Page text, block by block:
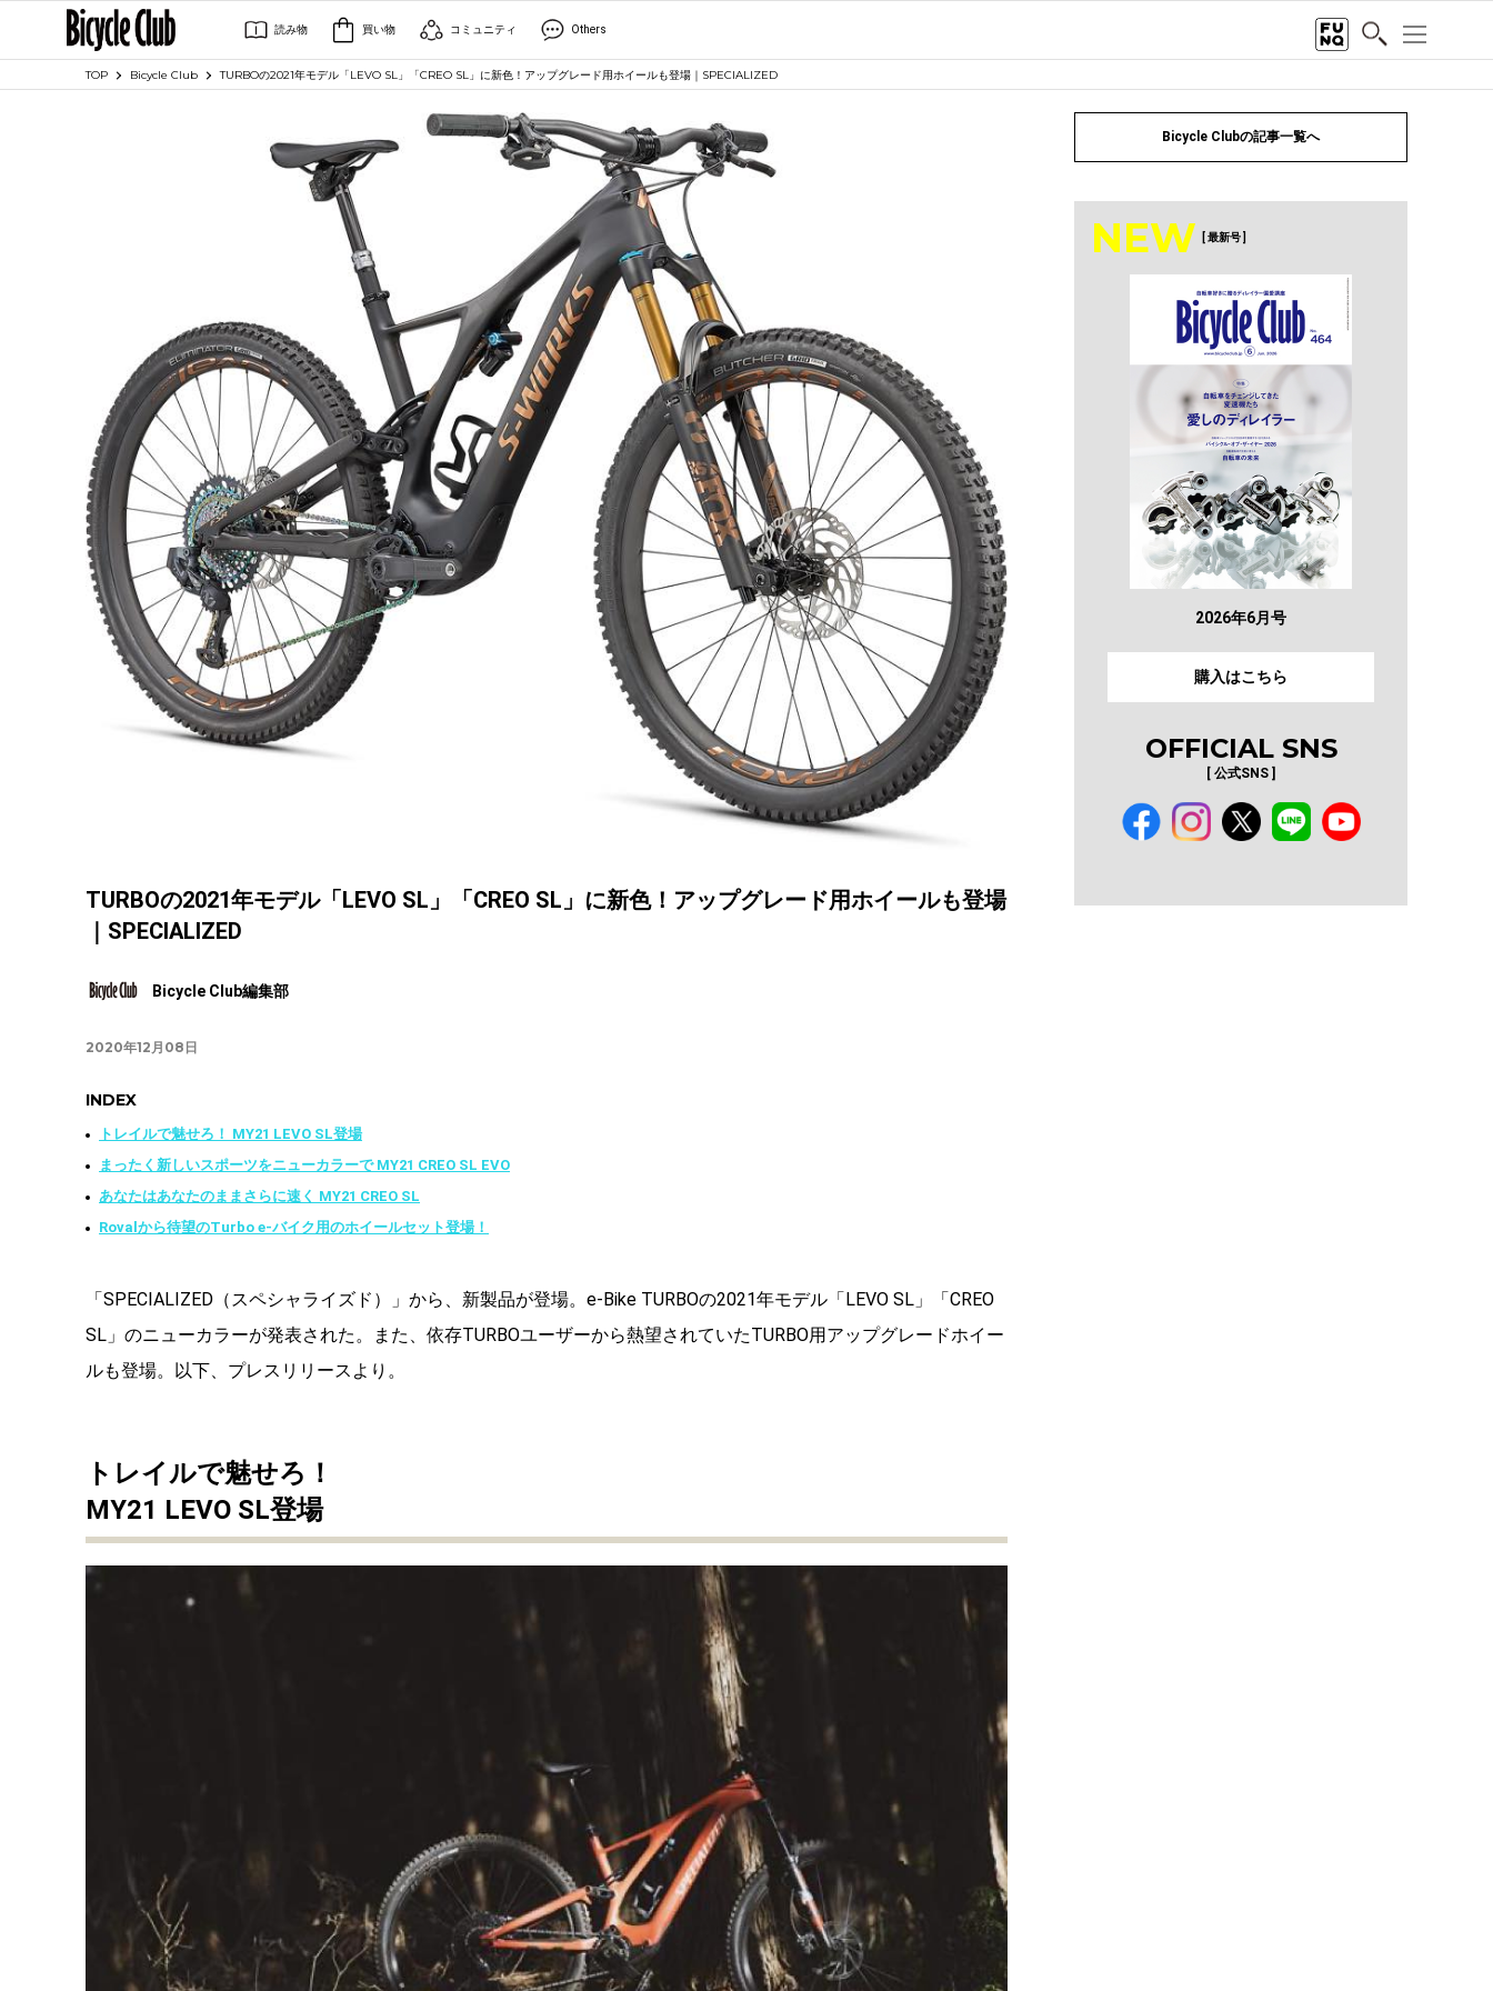
読み物 買い物 コミュニティ Others
TOP Bicycle Club TURBOの2021年モデル「LEVO SL」「CREO SL」に新色！アップグレード用ホイールも登場｜SPECIALIZED
TURBOの2021年モデル「LEVO SL」「CREO SL」に新色！アップグレード用ホイールも登場
｜SPECIALIZED
Bicycle Club編集部
2020年12月08日
INDEX
トレイルで魅せろ！ MY21 LEVO SL登場
まったく新しいスポーツをニューカラーで MY21 CREO SL EVO
あなたはあなたのままさらに速く MY21 CREO SL
Rovalから待望のTurbo e-バイク用のホイールセット登場！
「SPECIALIZED（スペシャライズド）」から、新製品が登場。e-Bike TURBOの2021年モデル「LEVO SL」「CREO
SL」のニューカラーが発表された。また、依存TURBOユーザーから熱望されていたTURBO用アップグレードホイー
ルも登場。以下、プレスリリースより。
トレイルで魅せろ！
MY21 LEVO SL登場
Bicycle Clubの記事一覧へ
NEW [ 最新号 ]
2026年6月号
購入はこちら
OFFICIAL SNS
[ 公式SNS ]